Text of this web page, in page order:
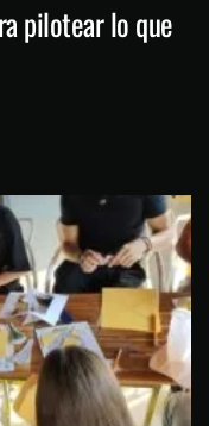
pilotear lo que